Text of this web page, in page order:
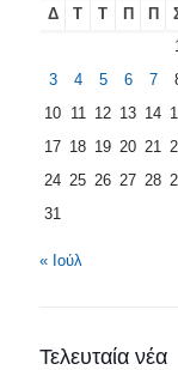
Δ Τ Τ Π Π
3
4 5 6 7
10 11 12 13 14
17 18 19 20 21
24 25 26 27 28
31
« Ιούλ
Τελευταία νέα